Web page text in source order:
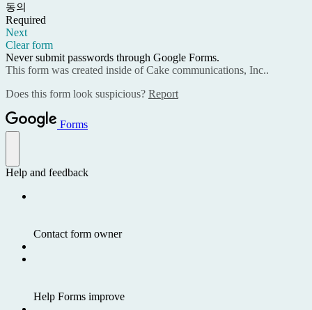
동의
Required
Next
Clear form
Never submit passwords through Google Forms.
This form was created inside of Cake communications, Inc..
Does this form look suspicious? Report
Forms
Help and feedback
Contact form owner
Help Forms improve